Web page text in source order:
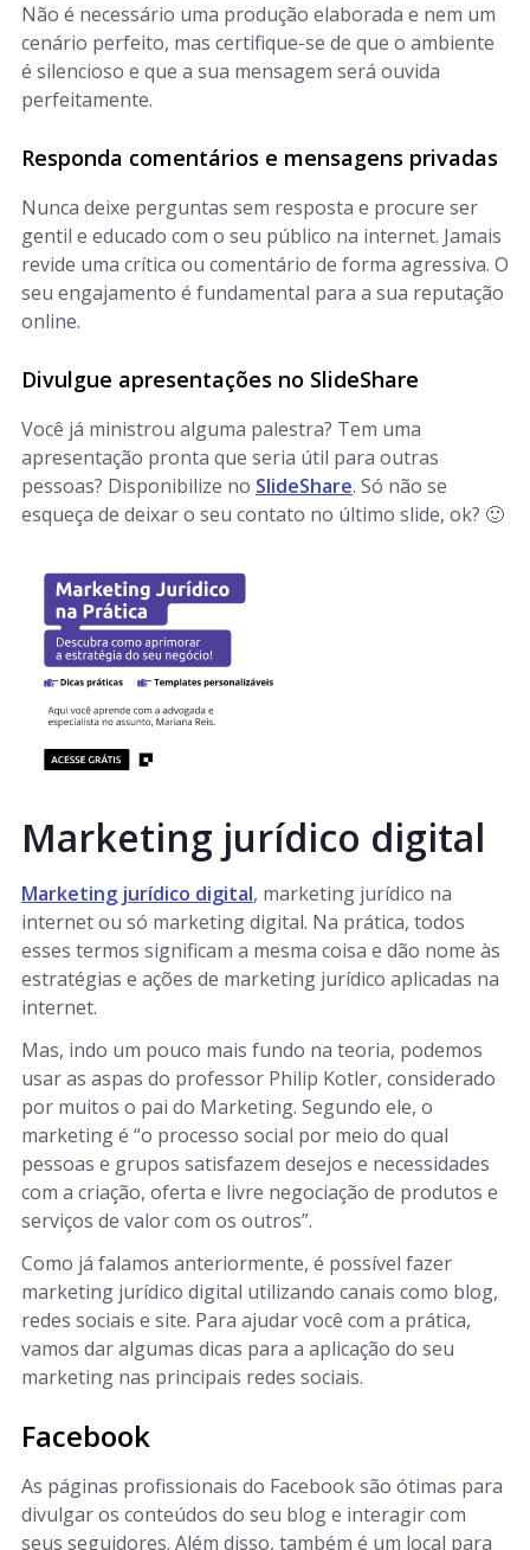
Não é necessário uma produção elaborada e nem um
cenário perfeito, mas certifique-se de que o ambiente
é silencioso e que a sua mensagem será ouvida
perfeitamente.
Responda comentários e mensagens privadas
Nunca deixe perguntas sem resposta e procure ser
gentil e educado com o seu público na internet. Jamais
revide uma crítica ou comentário de forma agressiva. O
seu engajamento é fundamental para a sua reputação
online.
Divulgue apresentações no SlideShare
Você já ministrou alguma palestra? Tem uma
apresentação pronta que seria útil para outras
pessoas? Disponibilize no SlideShare. Só não se
esqueça de deixar o seu contato no último slide, ok? 🙂
Marketing jurídico digital
Marketing jurídico digital, marketing jurídico na
internet ou só marketing digital. Na prática, todos
esses termos significam a mesma coisa e dão nome às
estratégias e ações de marketing jurídico aplicadas na
internet.
Mas, indo um pouco mais fundo na teoria, podemos
usar as aspas do professor Philip Kotler, considerado
por muitos o pai do Marketing. Segundo ele, o
marketing é “o processo social por meio do qual
pessoas e grupos satisfazem desejos e necessidades
com a criação, oferta e livre negociação de produtos e
serviços de valor com os outros”.
Como já falamos anteriormente, é possível fazer
marketing jurídico digital utilizando canais como blog,
redes sociais e site. Para ajudar você com a prática,
vamos dar algumas dicas para a aplicação do seu
marketing nas principais redes sociais.
Facebook
As páginas profissionais do Facebook são ótimas para
divulgar os conteúdos do seu blog e interagir com
seus seguidores. Além disso, também é um local para